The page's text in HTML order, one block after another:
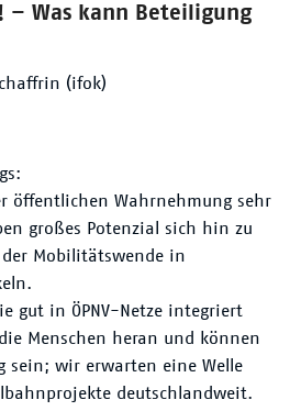
– Was kann Beteiligung
(ifok)
öffentlichen Wahrnehmung sehr
großes Potenzial sich hin zu
der Mobilitätswende in
gut in ÖPNV-Netze integriert
Menschen heran und können
sein; wir erwarten eine Welle
deutschlandweit.